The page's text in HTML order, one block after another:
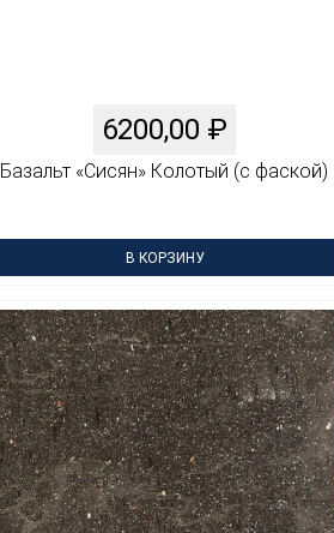
6200,00 ₽
Базальт «Сисян» Колотый (с фаской)
В КОРЗИНУ